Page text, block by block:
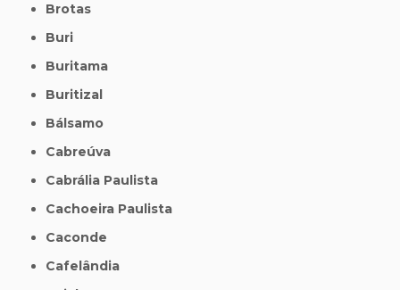
Brotas
Buri
Buritama
Buritizal
Bálsamo
Cabreúva
Cabrália Paulista
Cachoeira Paulista
Caconde
Cafelândia